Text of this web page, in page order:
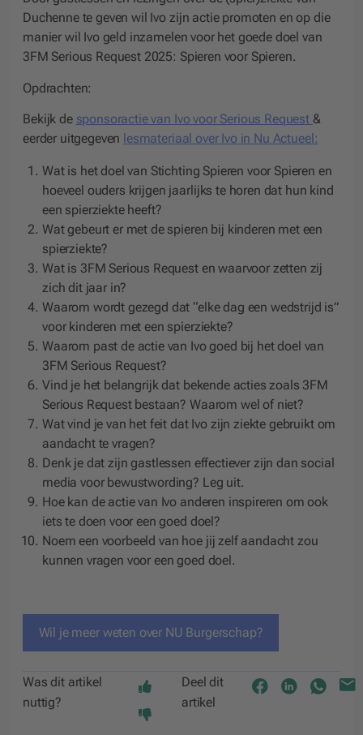
Duchenne te geven wil Ivo zijn actie promoten en op die
manier wil Ivo geld inzamelen voor het goede doel van
3FM Serious Request 2025: Spieren voor Spieren.
Opdrachten:
Bekijk de sponsoractie van Ivo voor Serious Request &
eerder uitgegeven lesmateriaal over Ivo in Nu Actueel:
Wat is het doel van Stichting Spieren voor Spieren en
hoeveel ouders krijgen jaarlijks te horen dat hun kind
een spierziekte heeft?
Wat gebeurt er met de spieren bij kinderen met een
spierziekte?
Wat is 3FM Serious Request en waarvoor zetten zij
zich dit jaar in?
Waarom wordt gezegd dat “elke dag een wedstrijd is”
voor kinderen met een spierziekte?
Waarom past de actie van Ivo goed bij het doel van
3FM Serious Request?
Vind je het belangrijk dat bekende acties zoals 3FM
Serious Request bestaan? Waarom wel of niet?
Wat vind je van het feit dat Ivo zijn ziekte gebruikt om
aandacht te vragen?
Denk je dat zijn gastlessen effectiever zijn dan social
media voor bewustwording? Leg uit.
Hoe kan de actie van Ivo anderen inspireren om ook
iets te doen voor een goed doel?
Noem een voorbeeld van hoe jij zelf aandacht zou
kunnen vragen voor een goed doel.
Wil je meer weten over NU Burgerschap?
Was dit artikel
nuttig?
Deel dit
artikel